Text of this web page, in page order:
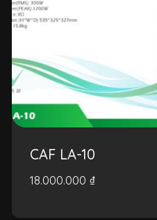
CAF LA-10
18.000.000 ₫